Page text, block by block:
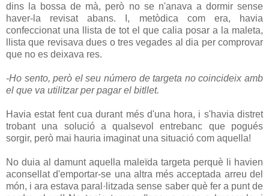
dins la bossa de mà, però no se n'anava a dormir sense
haver-la revisat abans. I, metòdica com era, havia
confeccionat una llista de tot el que calia posar a la maleta,
llista que revisava dues o tres vegades al dia per comprovar
que no es deixava res.
-Ho sento, però el seu número de targeta no coincideix amb
el que va utilitzar per pagar el bitllet.
Havia estat fent cua durant més d'una hora, i s'havia distret
trobant una solució a qualsevol entrebanc que pogués
sorgir, però mai hauria imaginat una situació com aquella!
No duia al damunt aquella maleïda targeta perquè li havien
aconsellat d'emportar-se una altra més acceptada arreu del
món, i ara estava paral·litzada sense saber què fer a punt de